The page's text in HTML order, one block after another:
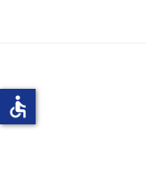
accessible